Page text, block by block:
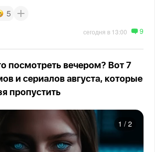
5
сегодня в 13:00 9
посмотреть вечером? Вот 7
и сериалов августа, которые
пропустить
1 / 2